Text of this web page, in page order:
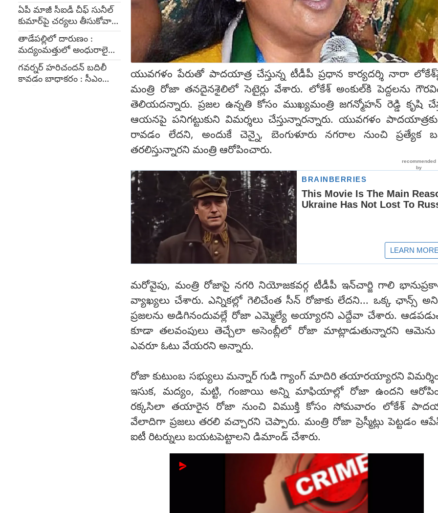
ఏపీ మాజీ సీఐడీ చీఫ్ సునీల్
కుమార్‌పై చర్యలు తీసుకోవాలి
: కేంద్ర హోం శాఖ ఆదేశం
తాడేపల్లిలో దారుణం :
మద్యంమత్తులో అంధురాలైన
యువతి నరికివేత
గవర్నర్ హరిచందన్ బదిలీ
కావడం బాధాకరం : సీఎం
యువగళం పేరుతో పాదయాత్ర చేస్తున్న టీడీపీ ప్రధాన కార్యదర్శి నారా
మంత్రి రోజా తనదైనశైలిలో సెటైర్లు వేశారు. లోకేశ్ అంకుల్‌కి పెద్దలను
తెలియదన్నారు. ప్రజల ఉన్నతి కోసం ముఖ్యమంత్రి జగన్మోహన్ రెడ్డి కృషి
ఆయనపై పనిగట్టుకుని విమర్శలు చేస్తున్నారన్నారు. యువగళం
రావడం లేదని, అందుకే చెన్నై, బెంగుళూరు నగరాల నుంచి ప్రత్యేక
తరలిస్తున్నారని మంత్రి ఆరోపించారు.
మరోవైపు, మంత్రి రోజాపై నగరి నియోజకవర్గ టీడీపీ ఇన్‌చార్జి గాలి
వ్యాఖ్యలు చేశారు. ఎన్నికల్లో గెలిచేంత సీన్ రోజాకు లేదని... ఒక్క ఛాన్స్
ప్రజలను అడిగినందువల్లే రోజా ఎమ్మెల్యే అయ్యారని ఎద్దేవా చేశారు.
కూడా తలవంపులు తెచ్చేలా అసెంబ్లీలో రోజా మాట్లాడుతున్నారని
ఎవరూ ఓటు వేయరని అన్నారు.
రోజా కుటుంబ సభ్యులు మన్నార్ గుడి గ్యాంగ్ మాదిరి తయారయ్యారని
ఇసుక, మద్యం, మట్టి, గంజాయి అన్ని మాఫియాల్లో రోజా ఉందని
రక్కసిలా తయారైన రోజా నుంచి విముక్తి కోసం సోమవారం లోకేశ్
వేలాదిగా ప్రజలు తరలి వచ్చారని చెప్పారు. మంత్రి రోజా ప్రెస్మీట్లు పెట్టడం
ఐటీ రిటర్నులు బయటపెట్టాలని డిమాండ్ చేశారు.